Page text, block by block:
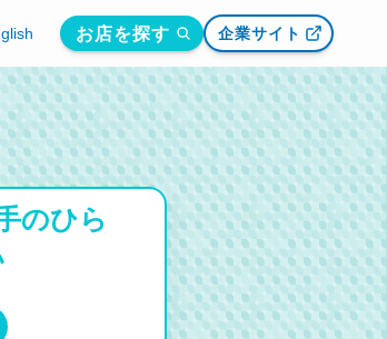
お店を探す 企業サイト
のひら